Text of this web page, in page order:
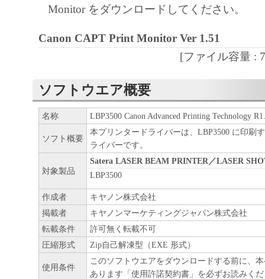
(1) キヤノンは、お客様が「キヤノン製品
通じ接続される複数のコンピューター（以
と言います。）において、「本ソフトウェ
契約書においては、「本ソフトウェア」を
の記憶媒体上にインストールすること、ま
ターにおいて表示すること、アクセスする
実行することのいずれも含むものとします
非独占的権利をお客様に対して許諾します
た「指定機器」にネットワークを通じて接
「本ソフトウェア」を使用させることがで
るコンピューターの使用者に本契約書上の
を遵守させるとともに、その履行に関し全
を条件とします。
(2) お客様は、上記(1)に基づいて「本ソフ
Monitor をダウンロードしてください。
Canon CAPT Print Monitor Ver 1.51
[ファイル容量 :
ソフトウエア概要
名称 LBP3500 Canon Advanced Printing Technology
ソフト概要
本プリンタードライバーは、LBP3500 に印刷
ライバーです。
対象製品
Satera LASER BEAM PRINTER／LASER
LBP3500
作成者
キヤノン株式会社
掲載者
キヤノンマーケティングジャパン株式会社
転載条件
許可無く転載不可
圧縮形式
Zip自己解凍型（EXE 形式）
使用条件
このソフトウエアをダウンロードする前に、
あります「使用許諾契約書」を必ずお読みく